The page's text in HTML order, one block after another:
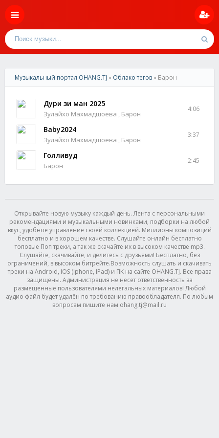
Музыкальный портал OHANG.TJ » Облако тегов» Барон
Дури зи ман 2025
Зулайхо Махмадшоева , Барон
4:06
Baby2024
Зулайхо Махмадшоева , Барон
3:37
Голливуд
Барон
2:45
Открывайте новую музыку каждый день. Лента с персональными
рекомендациями и музыкальными новинками, подборки на любой
вкус, удобное управление своей коллекцией. Миллионы композиций
бесплатно и в хорошем качестве. Слушайте онлайн бесплатно
топовые Поп треки, а так же скачайте их в высоком качестве mp3.
Слушайте, скачивайте, и делитесь с друзьями! Бесплатно, без
ограничений, в высоком битрейте.Возможность слушать и скачивать
треки на Android, IOS (Iphone, IPad) и ПК на сайте OHANG.TJ. Все права
защищены. Администрация не несет ответственность за
размещенные пользователями нелегальных материалов! Любой
аудио файл будет удалён по требованию правообладателя. По любым
вопросам пишите нам ohang.tj@mail.ru